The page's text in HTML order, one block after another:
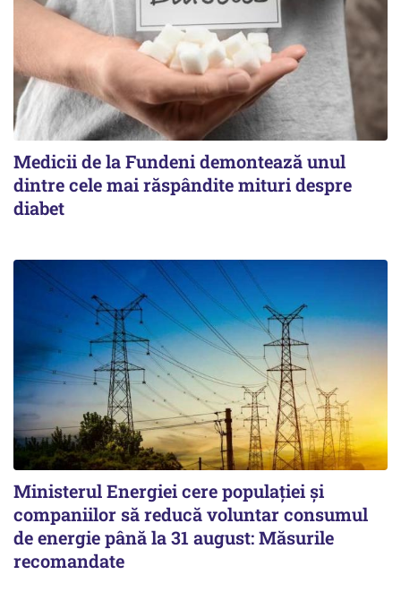
Medicii de la Fundeni demontează unul
dintre cele mai răspândite mituri despre
diabet
Ministerul Energiei cere populației și
companiilor să reducă voluntar consumul
de energie până la 31 august: Măsurile
recomandate